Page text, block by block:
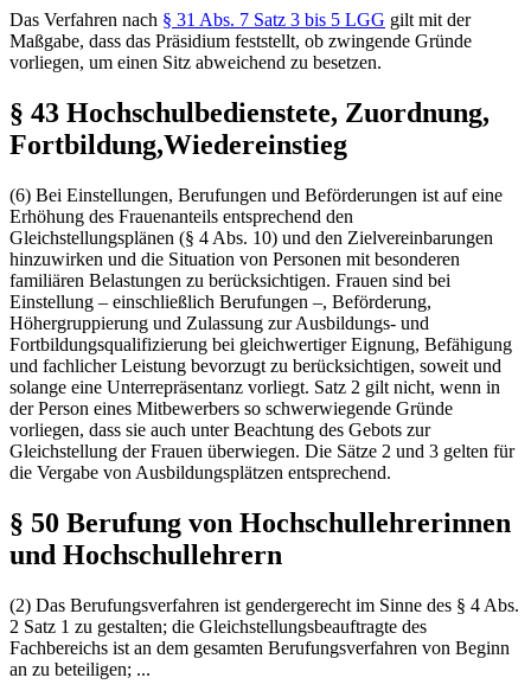
Das Verfahren nach § 31 Abs. 7 Satz 3 bis 5 LGG gilt mit der
Maßgabe, dass das Präsidium feststellt, ob zwingende Gründe
vorliegen, um einen Sitz abweichend zu besetzen.
§ 43 Hochschulbedienstete, Zuordnung,
Fortbildung,Wiedereinstieg
(6) Bei Einstellungen, Berufungen und Beförderungen ist auf eine
Erhöhung des Frauenanteils entsprechend den
Gleichstellungsplänen (§ 4 Abs. 10) und den Zielvereinbarungen
hinzuwirken und die Situation von Personen mit besonderen
familiären Belastungen zu berücksichtigen. Frauen sind bei
Einstellung – einschließlich Berufungen –, Beförderung,
Höhergruppierung und Zulassung zur Ausbildungs- und
Fortbildungsqualifizierung bei gleichwertiger Eignung, Befähigung
und fachlicher Leistung bevorzugt zu berücksichtigen, soweit und
solange eine Unterrepräsentanz vorliegt. Satz 2 gilt nicht, wenn in
der Person eines Mitbewerbers so schwerwiegende Gründe
vorliegen, dass sie auch unter Beachtung des Gebots zur
Gleichstellung der Frauen überwiegen. Die Sätze 2 und 3 gelten für
die Vergabe von Ausbildungsplätzen entsprechend.
§ 50 Berufung von Hochschullehrerinnen
und Hochschullehrern
(2) Das Berufungsverfahren ist gendergerecht im Sinne des § 4 Abs.
2 Satz 1 zu gestalten; die Gleichstellungsbeauftragte des
Fachbereichs ist an dem gesamten Berufungsverfahren von Beginn
an zu beteiligen; ...